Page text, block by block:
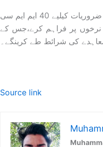
پیٹرولیم ڈویژن نے تجویز دی کہ ایس ایس جی سی نیشنل اسٹیل کمپلیکس کوصنعتی ضروریات کیلیے 40 ایم ایم سی
اوگراکے مقررہ نرخوں پر فراہم کرے،جس کے
کی شرائط طے کرینگے۔
Source link